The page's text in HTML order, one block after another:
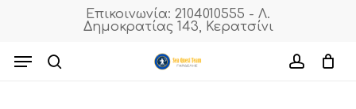
content
Επικοινωνία: 2104010555 - Λ.
Δημοκρατίας 143, Κερατσίνι
Menu
Cart